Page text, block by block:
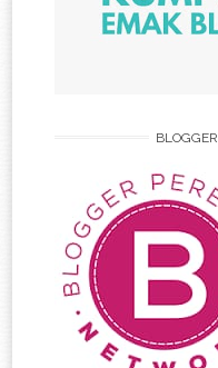
BLOGGER